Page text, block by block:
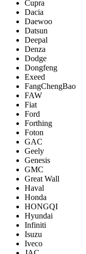
Cupra
Dacia
Daewoo
Datsun
Deepal
Denza
Dodge
Dongfeng
Exeed
FangChengBao
FAW
Fiat
Ford
Forthing
Foton
GAC
Geely
Genesis
GMC
Great Wall
Haval
Honda
HONGQI
Hyundai
Infiniti
Isuzu
Iveco